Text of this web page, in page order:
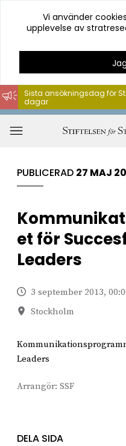
Hoppa
till
innehåll
Vi använder
upplevelse av
Sista ansökningsdag för
dagar
PUBLICERAD 27 MAJ
et för
Leaders
3 september 2013,
Stockholm
Leaders
Arrangör: SSF
DELA SIDA